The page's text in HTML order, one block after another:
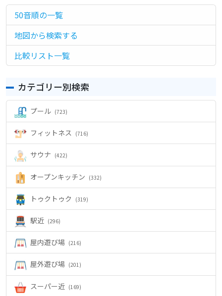
ゲ
ー
ン
50音順の一覧
地図から検索する
比較リスト一覧
カテゴリー別検索
プール (723)
フィットネス (716)
サウナ (422)
オープンキッチン (332)
トゥクトゥク (319)
駅近 (296)
屋内遊び場 (216)
屋外遊び場 (201)
スーパー近 (169)